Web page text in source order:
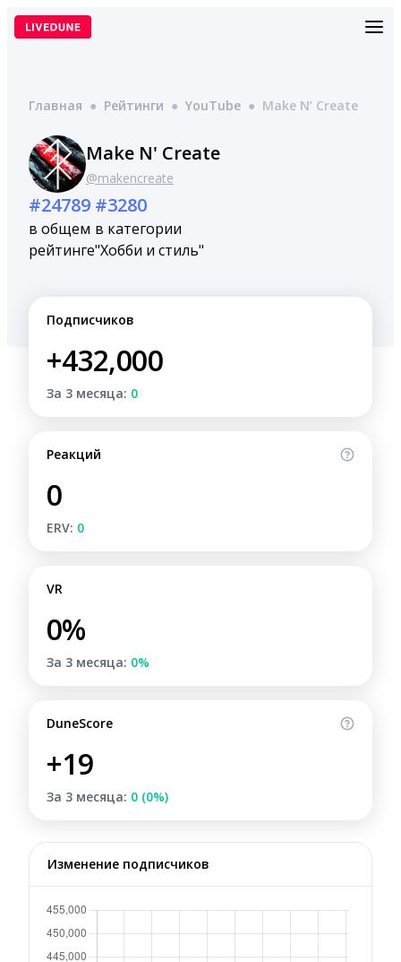
Перейти
Главная ● Рейтинги ● YouTube ● Make N’ Create
Make N' Create
@makencreate
#24789
в общем
рейтинге
#3280
в категории
"Хобби и стиль"
Подписчиков
+432,000
За 3 месяца: 0
Реакций
0
ERV: 0
VR
0%
За 3 месяца: 0%
DuneScore
+19
За 3 месяца: 0 (0%)
Изменение подписчиков